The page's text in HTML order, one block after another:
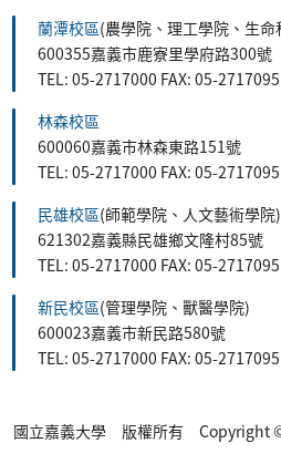
蘭潭校區(農學院、理工學院、生命
600355嘉義市鹿寮里學府路300號
TEL: 05-2717000 FAX: 05-2717095
林森校區
600060嘉義市林森東路151號
TEL: 05-2717000 FAX: 05-2717095
民雄校區(師範學院、人文藝術學院)
621302嘉義縣民雄鄉文隆村85號
TEL: 05-2717000 FAX: 05-2717095
新民校區(管理學院、獸醫學院)
600023嘉義市新民路580號
TEL: 05-2717000 FAX: 05-2717095
國立嘉義大學 版權所有 Copyright